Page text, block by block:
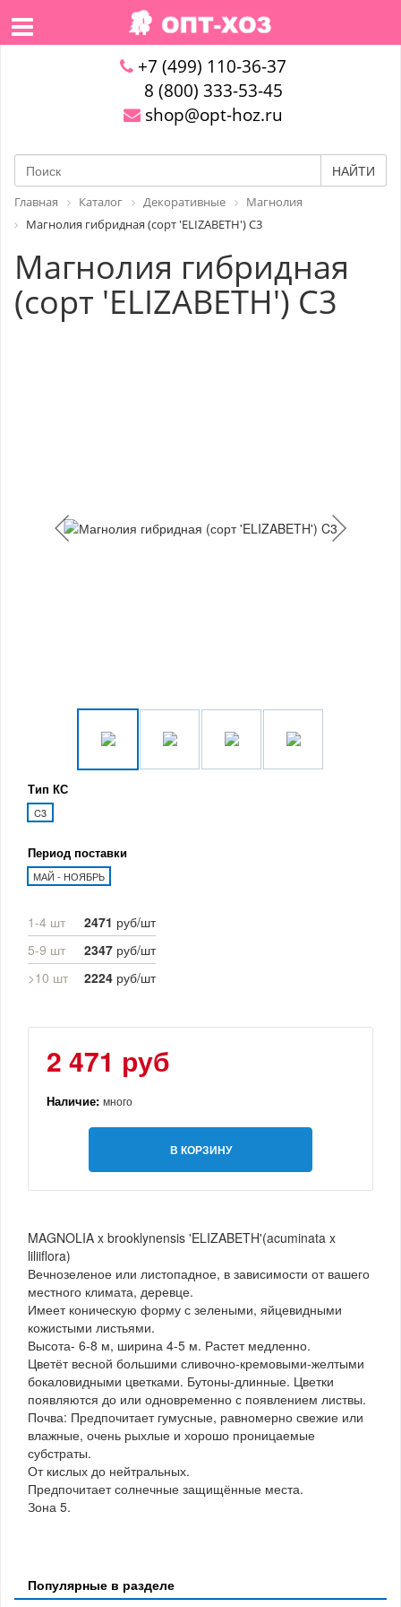
+7 (499) 110-36-37
8 (800) 333-53-45
shop@opt-hoz.ru
НАЙТИ
Главная Каталог Декоративные
Магнолия
Магнолия гибридная (сорт 'ELIZABETH') C3
Магнолия гибридная
(сорт 'ELIZABETH') C3
Тип КС
C3
Период поставки
МАЙ - НОЯБРЬ
1-4 шт 2471 руб/шт
5-9 шт
2347 руб/шт
>10 шт
2224 руб/шт
2 471 руб
Наличие: много
В КОРЗИНУ
MAGNOLIA x brooklynensis 'ELIZABETH'(acuminata x
liliiflora)
Вечнозеленое или листопадное, в зависимости от вашего
местного климата, деревце.
Имеет коническую форму с зелеными, яйцевидными
кожистыми листьями.
Высота- 6-8 м, ширина 4-5 м. Растет медленно.
Цветёт весной большими сливочно-кремовыми-желтыми
бокаловидными цветками. Бутоны-длинные. Цветки
появляются до или одновременно с появлением листвы.
Почва: Предпочитает гумусные, равномерно свежие или
влажные, очень рыхлые и хорошо проницаемые
субстраты.
От кислых до нейтральных.
Предпочитает солнечные защищённые места.
Зона 5.
Популярные в разделе